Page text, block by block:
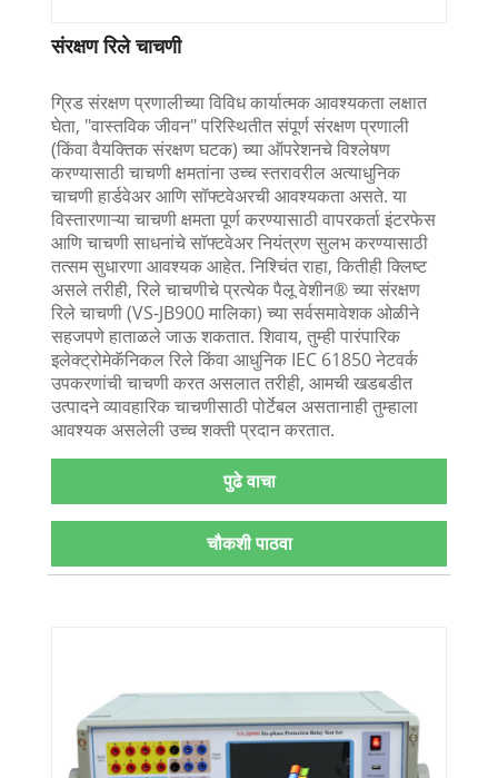
संरक्षण रिले चाचणी
ग्रिड संरक्षण प्रणालीच्या विविध कार्यात्मक आवश्यकता लक्षात
घेता, "वास्तविक जीवन" परिस्थितीत संपूर्ण संरक्षण प्रणाली
(किंवा वैयक्तिक संरक्षण घटक) च्या ऑपरेशनचे विश्लेषण
करण्यासाठी चाचणी क्षमतांना उच्च स्तरावरील अत्याधुनिक
चाचणी हार्डवेअर आणि सॉफ्टवेअरची आवश्यकता असते. या
विस्तारणाऱ्या चाचणी क्षमता पूर्ण करण्यासाठी वापरकर्ता इंटरफेस
आणि चाचणी साधनांचे सॉफ्टवेअर नियंत्रण सुलभ करण्यासाठी
तत्सम सुधारणा आवश्यक आहेत. निश्चिंत राहा, कितीही क्लिष्ट
असले तरीही, रिले चाचणीचे प्रत्येक पैलू वेशीन® च्या संरक्षण
रिले चाचणी (VS-JB900 मालिका) च्या सर्वसमावेशक ओळीने
सहजपणे हाताळले जाऊ शकतात. शिवाय, तुम्ही पारंपारिक
इलेक्ट्रोमेकॅनिकल रिले किंवा आधुनिक IEC 61850 नेटवर्क
उपकरणांची चाचणी करत असलात तरीही, आमची खडबडीत
उत्पादने व्यावहारिक चाचणीसाठी पोर्टेबल असतानाही तुम्हाला
आवश्यक असलेली उच्च शक्ती प्रदान करतात.
पुढे वाचा
चौकशी पाठवा